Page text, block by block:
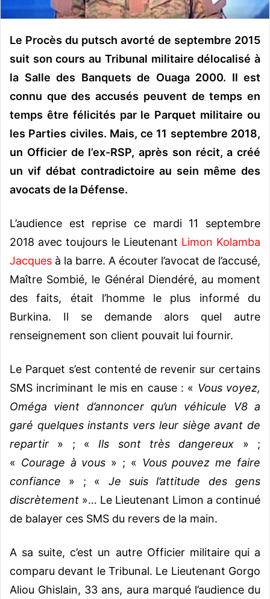
r
i
Le Procès du putsch avorté de septembre 2015
suit son cours au Tribunal militaire délocalisé à
la Salle des Banquets de Ouaga 2000. Il est
connu que des accusés peuvent de temps en
temps être félicités par le Parquet militaire ou
les Parties civiles. Mais, ce 11 septembre 2018,
un Officier de l’ex-RSP, après son récit, a créé
un vif débat contradictoire au sein même des
avocats de la Défense.
L’audience est reprise ce mardi 11 septembre
2018 avec toujours le Lieutenant Limon Kolamba
Jacques à la barre. A écouter l’avocat de l’accusé,
Maître Sombié, le Général Diendéré, au moment
des faits, était l’homme le plus informé du
Burkina. Il se demande alors quel autre
renseignement son client pouvait lui fournir.
Le Parquet s’est contenté de revenir sur certains
SMS incriminant le mis en cause : « Vous voyez,
Oméga vient d’annoncer qu’un véhicule V8 a
garé quelques instants vers leur siège avant de
repartir » ; «Ils sont très dangereux » ;
« Courage à vous » ; « Vous pouvez me faire
confiance » ; « Je suis l’attitude des gens
discrètement »… Le Lieutenant Limon a continué
de balayer ces SMS du revers de la main.
A sa suite, c’est un autre Officier militaire qui a
comparu devant le Tribunal. Le Lieutenant Gorgo
Aliou Ghislain, 33 ans, aura marqué l’audience du